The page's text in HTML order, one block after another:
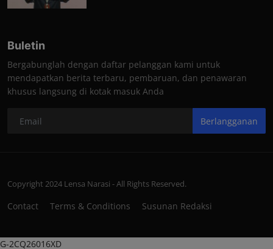
Buletin
Bergabunglah dengan daftar pelanggan kami untuk
mendapatkan berita terbaru, pembaruan, dan penawaran
khusus langsung di kotak masuk Anda
Berlangganan
Copyright 2024 Lensa Narasi - All Rights Reserved.
Contact Terms & Conditions Susunan Redaksi
G-2CQ26016XD